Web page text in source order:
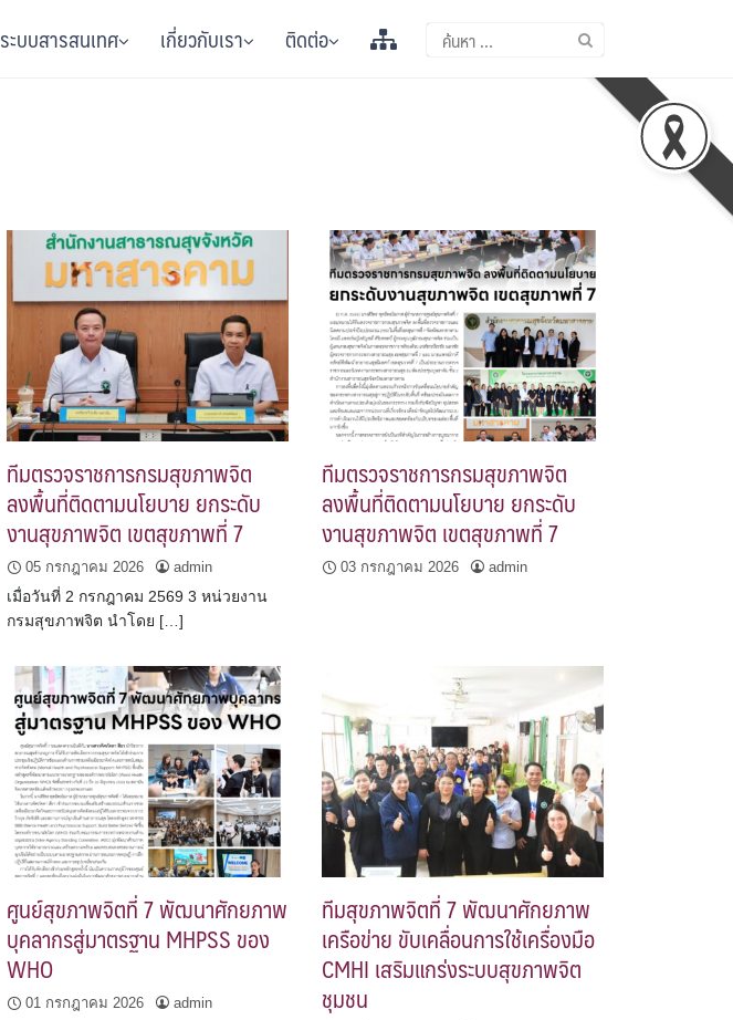
ระบบสารสนเทศ เกี่ยวกับเรา ติดต่อ
ทีมตรวจราชการกรมสุขภาพจิต
ลงพื้นที่ติดตามนโยบาย ยกระดับ
งานสุขภาพจิต เขตสุขภาพที่ 7
05 กรกฎาคม 2026 admin
เมื่อวันที่ 2 กรกฎาคม 2569 3 หน่วยงาน
กรมสุขภาพจิต นำโดย […]
ทีมตรวจราชการกรมสุขภาพจิต
ลงพื้นที่ติดตามนโยบาย ยกระดับ
งานสุขภาพจิต เขตสุขภาพที่ 7
03 กรกฎาคม 2026 admin
ศูนย์สุขภาพจิตที่ 7 พัฒนาศักยภาพ
บุคลากรสู่มาตรฐาน MHPSS ของ
WHO
01 กรกฎาคม 2026 admin
ทีมสุขภาพจิตที่ 7 พัฒนาศักยภาพ
เครือข่าย ขับเคลื่อนการใช้เครื่องมือ
CMHI เสริมแกร่งระบบสุขภาพจิต
ชุมชน